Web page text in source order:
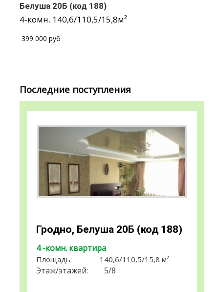
Белуша 20Б (код 188)
4-комн. 140,6/110,5/15,8м²
399 000 руб
Последние поступления
Гродно, Белуша 20Б (код 188)
4 -комн. квартира
Площадь: 140,6/110,5/15,8 м²
Этаж/этажей: 5/8